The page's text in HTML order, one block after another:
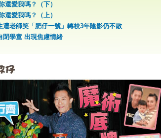
還愛我嗎？（下）
還愛我嗎？（上）
遭老師笑「肥仔一號」轉校3年陰影仍不散
閉學童 出現焦慮情緒